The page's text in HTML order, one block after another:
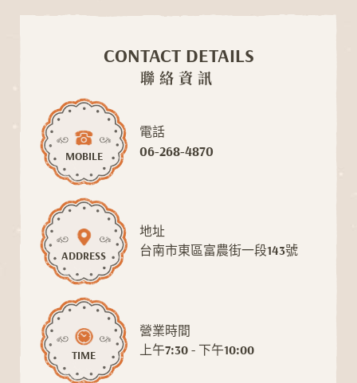
CONTACT DETAILS
聯絡資訊
MOBILE
電話
06-268-4870
ADDRESS
地址
台南市東區富農街一段143號
TIME
營業時間
上午7:30 - 下午10:00